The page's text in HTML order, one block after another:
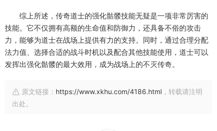
综上所述，传奇道士的强化骷髅技能无疑是一项非常厉害的
技能。它不仅拥有高额的生命值和防御力，还具备不俗的攻击
力，能够为道士在战场上提供有力的支持。同时，通过合理分配
法力值、选择合适的战斗时机以及配合其他技能使用，道士可以
发挥出强化骷髅的最大效用，成为战场上的不灭传奇。
原文链接： https://www.xkhu.com/4186.html ，转载请注明
出处。